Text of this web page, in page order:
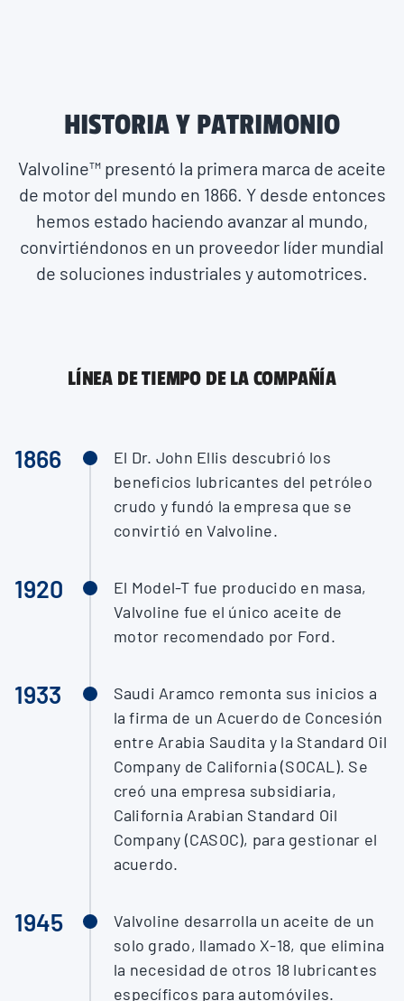
HISTORIA Y PATRIMONIO
Valvoline™ presentó la primera marca de aceite
de motor del mundo en 1866. Y desde entonces
hemos estado haciendo avanzar al mundo,
convirtiéndonos en un proveedor líder mundial
de soluciones industriales y automotrices.
LÍNEA DE TIEMPO DE LA COMPAÑÍA
1866
El Dr. John Ellis descubrió los
beneficios lubricantes del petróleo
crudo y fundó la empresa que se
convirtió en Valvoline.
1920
El Model-T fue producido en masa,
Valvoline fue el único aceite de
motor recomendado por Ford.
1933
Saudi Aramco remonta sus inicios a
la firma de un Acuerdo de Concesión
entre Arabia Saudita y la Standard Oil
Company de California (SOCAL). Se
creó una empresa subsidiaria,
California Arabian Standard Oil
Company (CASOC), para gestionar el
acuerdo.
1945
Valvoline desarrolla un aceite de un
solo grado, llamado X-18, que elimina
la necesidad de otros 18 lubricantes
específicos para automóviles.